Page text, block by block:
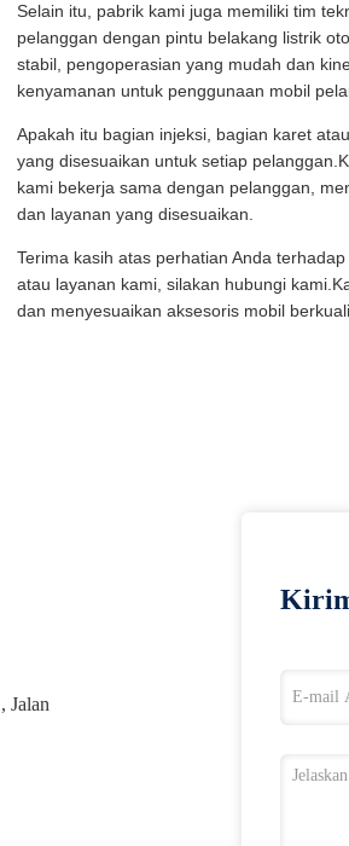
Selain itu, pabrik kami juga memiliki tim
pelanggan dengan pintu belakang listrik
stabil, pengoperasian yang mudah dan
kenyamanan untuk penggunaan mobil
Apakah itu bagian injeksi, bagian karet
yang disesuaikan untuk setiap
kami bekerja sama dengan pelanggan,
dan layanan yang disesuaikan.
Terima kasih atas perhatian Anda
atau layanan kami, silakan hubungi
dan menyesuaikan aksesoris mobil
Jalan